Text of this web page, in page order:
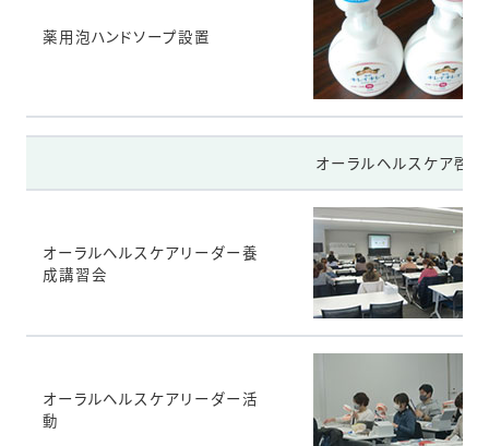
薬用泡ハンドソープ設置
オーラルヘルスケア啓発
オーラルヘルスケアリーダー養
成講習会
オーラルヘルスケアリーダー活
動